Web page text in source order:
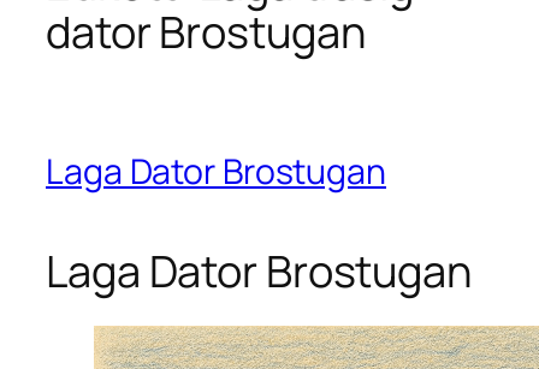
dator Brostugan
Laga Dator Brostugan
Laga Dator Brostugan